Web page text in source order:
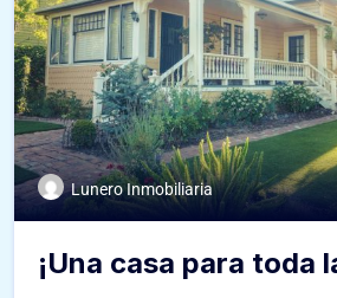
Lunero Inmobiliaria
¡Una casa para toda